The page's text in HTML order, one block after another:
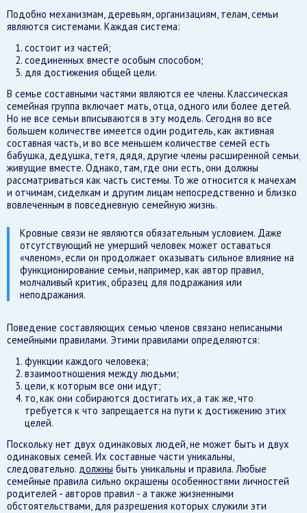
Подобно механизмам, деревьям, организациям, телам, семьи
являются системами. Каждая система:
состоит из частей;
соединенных вместе особым способом;
для достижения общей цели.
В семье составными частями являются ее члены. Классическая
семейная группа включает мать, отца, одного или более детей.
Но не все семьи вписываются в эту модель. Сегодня во все
большем количестве имеется один родитель, как активная
составная часть, и во все меньшем количестве семей есть
бабушка, дедушка, тетя, дядя, другие члены расширенной семьи,
живущие вместе. Однако, там, где они есть, они должны
рассматриваться как часть системы. То же относится к мачехам
и отчимам, сиделкам и другим лицам непосредственно и близко
вовлеченным в повседневную семейную жизнь.
Кровные связи не являются обязательным условием. Даже
отсутствующий не умерший человек может оставаться
«членом», если он продолжает оказывать сильное влияние на
функционирование семьи, например, как автор правил,
молчаливый критик, образец для подражания или
неподражания.
Поведение составляющих семью членов связано неписаными
семейными правилами. Этими правилами определяются:
функции каждого человека;
взаимоотношения между людьми;
цели, к которым все они идут;
то, как они собираются достигать их, а так же, что
требуется к что запрещается на пути к достижению этих
целей.
Поскольку нет двух одинаковых людей, не может быть и двух
одинаковых семей. Их составные части уникальны,
следовательно. должны быть уникальны и правила. Любые
семейные правила сильно окрашены особенностями личностей
родителей - авторов правил - а также жизненными
обстоятельствами, для разрешения которых служили эти